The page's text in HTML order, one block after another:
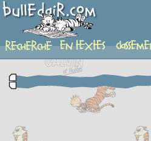
complement-fiche